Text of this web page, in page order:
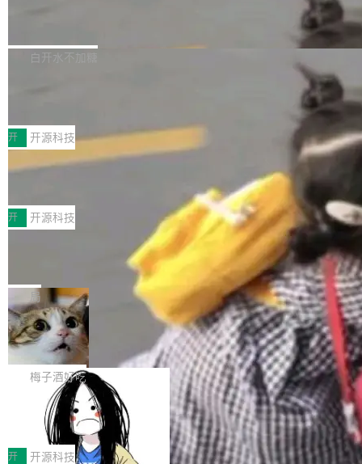
库，并将作为transport接入Mooncake TENT。
MPComm将作为一种传输引擎接入Mooncake T
ENT，实现零拷贝传输性能提升30%、非零拷贝
传输性能最高提升5倍。UCL-MPComm底层基
于自研UCL-Engine通信引擎，后续腾讯网平将
持续开源更多基于UCL-Engine的高性能通信组
件。 腾讯网平团队在UCL-MPComm中实现了一
个独立于业务线程的全局通信引擎（Engine），
白开水不加糖
型案例入选名单》，深信服“面向企业研发场景的
开源 AI 编程平台 CoStrict 应用”凭借卓越的技术
创新与落地成效成功入选。 全链路私有化部署，
助力企业AI研发安全落地 当前，越来越多企业已
经开始引入 AI Coding 工具，通过调用公有云模
型或企业内部部署模型提升研发效率。但随着 AI
Coding 从个人辅助工具逐步走向团队级、组织
级应用，企业在规模化落地过程中，对安全性、
可控性和代码质量提出了更高要求。 首先是数据
安全与合规要求。对于大多数普通研发场景，公
有云模型能够满足快速试用和效率提升的需求。
但对于金融、能源、医疗等对数据安全要求较...
开 开源科技
深信服AI算力网关入选工信部人工智能
前不久，工业和信息化部正式发布《2025年人工
智能应用典型案例名单》，集中展示人工智能在
各领域的应用成果，覆盖技术底座、行业赋能、
产品应用、支撑保障、专题等五大方向。深信服
AI算力网关（AI创新平台）成功入选！ 随着各行
各业的Agent走向规模化建设，算力构成形态逐
渐丰富，用户关注的重点也在发生变化：不只是
让AI用起来，还要进一步看清混合算力时代下，
Token花在哪里、算力是否被充分利用，以及持
续增长的AI成本该如何优化。 深信服AI算力网关
正是围绕这些实际问题，从Token治理和成本治
理两个方面，让用户的每一份算力都看得清、管
得住、用得稳、省得下、更安全！ 一、从现在开
始，Token使用一目...
开 开源科技
Jeff Dean 离开 Google：一个时代的结
束，一个实验室的开始
Google 员工编号 20。MapReduce 作者之一。
Bigtable 作者之一。TensorFlow 的作者之一。
Gemini 的架构师。Google 首席科学家。 Jeff D
ean 在 Google 工作了 27 年后，宣布离职。 他
不是一个人走。一同离开的还有 Sanjay Ghema
wat（Google 员工编号 23，Jeff Dean 二十多
年的编程搭档，MapReduce 和 Bigtable 的共同
作者）、Quoc Le（Google 大脑核心成员，Se
q2Seq 和 DocAI 的共同发明人）以及 Oriol Vin
yals（Gemini 联合负责人，AlphaSta...
局
🔥 SolonCode v2026.8.4 发布：界面字体可调、22 种
语言、记忆搜索增强
打开终端就能上岗的全中文编码智能体，这一轮把「看得清、用母
语、记得住」三件事一次补齐。 SolonCode 是什么 SolonCode 是
杭州无耳科技研发的企业级终端编码智能体——一位全中文驱动的
数字员工，自主理解需求、规划步骤、编写代码。不挑模型、不挑
平台，curl 一行装完即用。 开源地址：Gitee · GitCode · GitHub
安装 支持 Java 8+（8~26）、macOS / Linux / Windows / Harm
梅子酒好吃
让“代码语义理解”深度释放AI Coding价值潜能：华为
云码道（CodeArts）代码仓技术解析
一、代码仓深度理解技术的作用与价值 在软件工程实践中，代码仓
是企业核心知识资产的主要载体。企业级代码仓库通常包含数十万
开 开源科技